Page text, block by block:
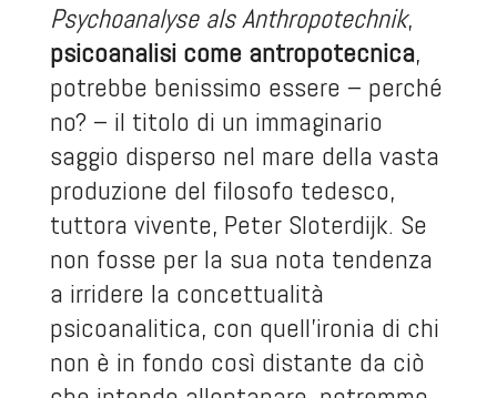
Psychoanalyse als Anthropotechnik,
psicoanalisi come antropotecnica,
potrebbe benissimo essere – perché
no? – il titolo di un immaginario
saggio disperso nel mare della vasta
produzione del filosofo tedesco,
tuttora vivente, Peter Sloterdijk. Se
non fosse per la sua nota tendenza
a irridere la concettualità
psicoanalitica, con quell’ironia di chi
non è in fondo così distante da ciò